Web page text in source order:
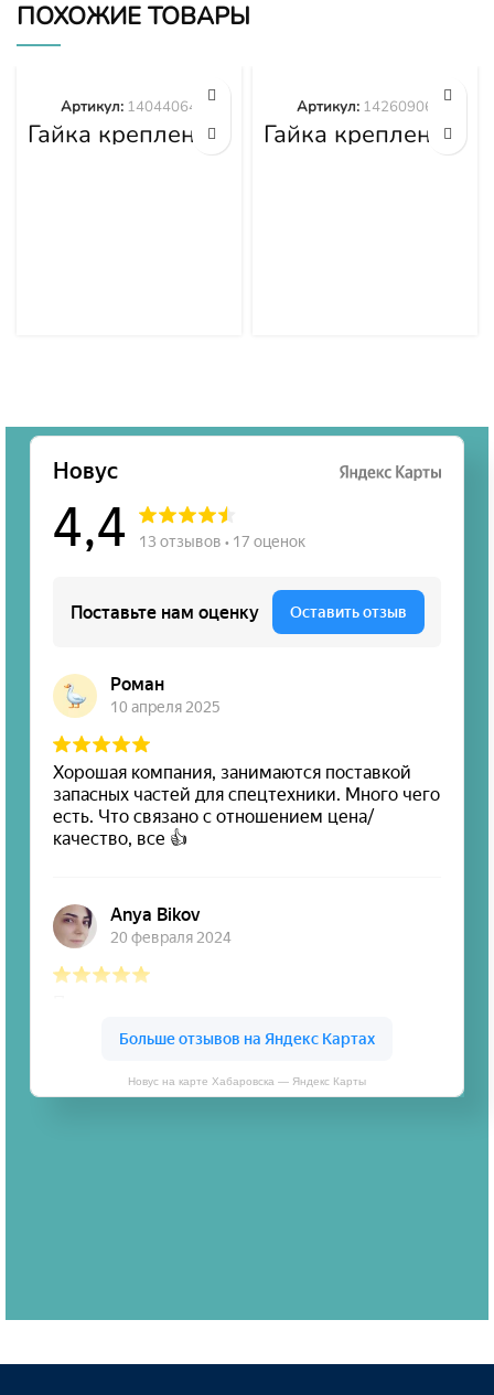
ПОХОЖИЕ ТОВАРЫ
Гайка крепления
башмака
Артикул: 14044064
Гайка крепления
башмака
Артикул: 14260906
Новус на карте Хабаровска — Яндекс Карты